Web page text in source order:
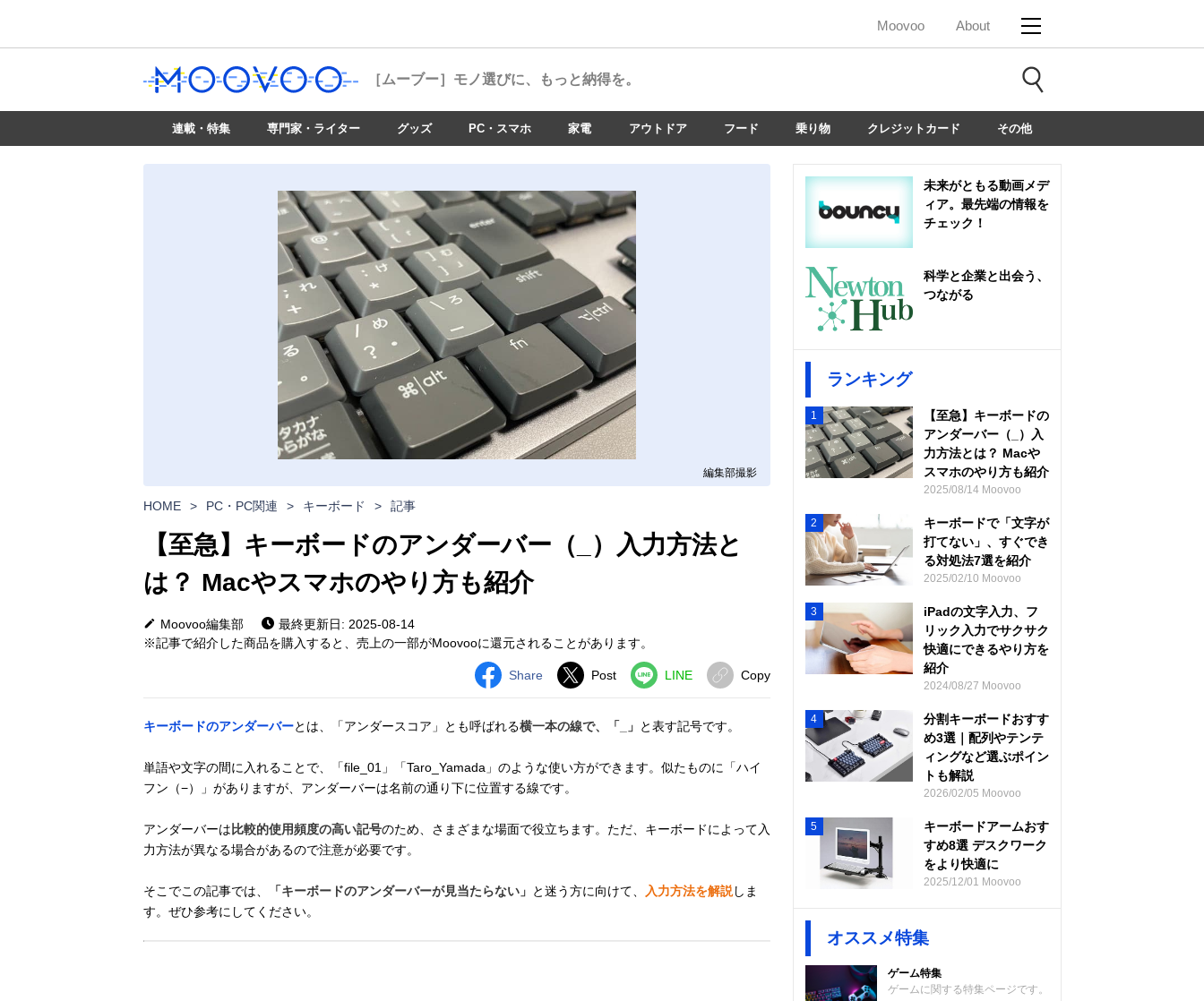
Moovoo About
［ムーブー］ モノ選びに、もっと納得を。
連載・特集 専門家・ライター グッズ PC・スマホ 家電 アウトドア フード 乗り物 クレジットカード その他
編集部撮影
HOME > PC・PC関連 > キーボード > 記事
【至急】キーボードのアンダーバー（_）入力方法と
は？ Macやスマホのやり方も紹介
Moovoo編集部
最終更新日: 2025-08-14
※記事で紹介した商品を購入すると、売上の一部がMoovooに還元されることがあります。
Share Post LINE Copy
キーボードのアンダーバーとは、「アンダースコア」とも呼ばれる横一本の線で、「_」 と表す記号です。
単語や文字の間に入れることで、「file_01」「Taro_Yamada」のような使い方ができます。似たものに「ハイ
フン（−）」がありますが、アンダーバーは名前の通り下に位置する線です。
アンダーバーは 比較的使用頻度の高い記号のため、さまざまな場面で役立ちます。ただ、キーボードによって入
力方法が異なる場合があるので注意が必要です。
そこでこの記事では、 「キーボードのアンダーバーが見当たらない」 と迷う方に向けて、 入力方法を解説しま
す。ぜひ参考にしてください。
未来がともる動画メデ
ィア。最先端の情報を
チェック！
科学と企業と出会う、
つながる
ランキング
1
【至急】キーボードの
アンダーバー（_）入
力方法とは？ Macや
スマホのやり方も紹介
2025/08/14 Moovoo
2
キーボードで「文字が
打てない」、すぐでき
る対処法7選を紹介
2025/02/10 Moovoo
3
iPadの文字入力、フ
リック入力でサクサク
快適にできるやり方を
紹介
2024/08/27 Moovoo
4
分割キーボードおすす
め3選｜配列やテンテ
ィングなど選ぶポイン
トも解説
2026/02/05 Moovoo
5
キーボードアームおす
すめ8選 デスクワーク
をより快適に
2025/12/01 Moovoo
オススメ特集
ゲーム特集
ゲームに関する特集ページです。